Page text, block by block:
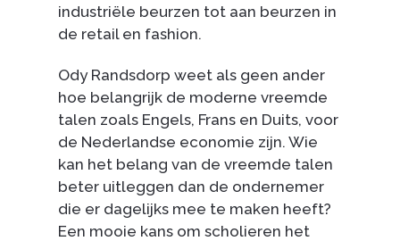
industriële beurzen tot aan beurzen in
de retail en fashion.
Ody Randsdorp weet als geen ander
hoe belangrijk de moderne vreemde
talen zoals Engels, Frans en Duits, voor
de Nederlandse economie zijn. Wie
kan het belang van de vreemde talen
beter uitleggen dan de ondernemer
die er dagelijks mee te maken heeft?
Een mooie kans om scholieren het